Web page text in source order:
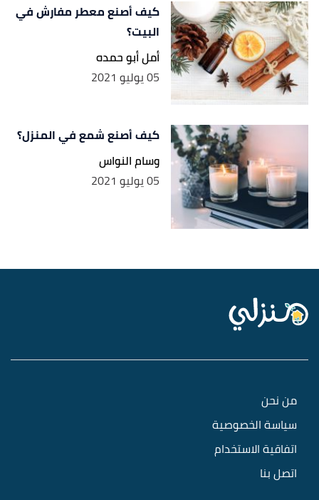
كيف أصنع معطر مفارش في
البيت؟
أمل أبو حمده
05 يوليو 2021
كيف أصنع شمع في المنزل؟
وسام النواس
05 يوليو 2021
من نحن
سياسة الخصوصية
اتفاقية الاستخدام
اتصل بنا